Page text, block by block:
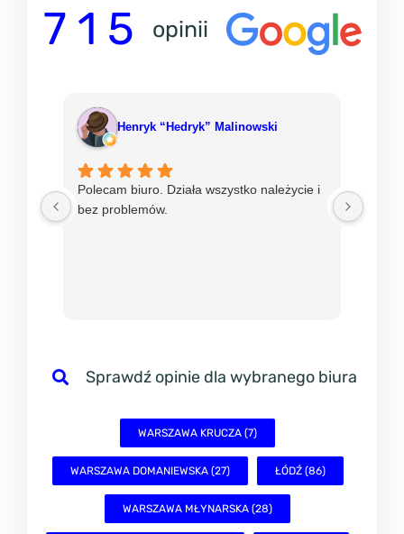
7 1 5 opinii
Henryk “Hedryk” Malinowski
Polecam biuro. Działa wszystko należycie i
bez problemów.
Sprawdź opinie dla wybranego biura
WARSZAWA KRUCZA (7)
WARSZAWA DOMANIEWSKA (27) ŁÓDŹ (86)
WARSZAWA MŁYNARSKA (28)